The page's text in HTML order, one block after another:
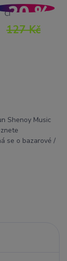
127 Kč
20 %
Shenoy Music
se o bazarové /